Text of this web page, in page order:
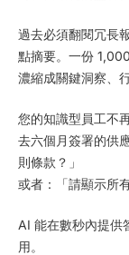
過去必須翻閱冗長
點摘要。一份
濃縮成關鍵洞察、
您的知識型員工不
去六個月簽署的供
則條款？」
或者：「請顯示所
AI 能在數秒內提供
用。